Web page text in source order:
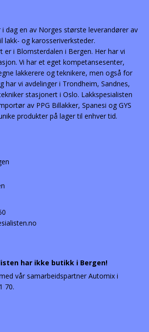
i dag en av Norges største leverandører av
lakk- og karosseriverksteder.
er i Blomsterdalen i Bergen. Her har vi
Vi har et eget kompetansesenter,
lakkerere og teknikere, men også for
har vi avdelinger i Trondheim, Sandnes,
stasjonert i Oslo. Lakkspesialisten
av PPG Billakker, Spanesi og GYS
produkter på lager til enhver tid.
har ikke butikk i Bergen!
vår samarbeidspartner Automix i
70.